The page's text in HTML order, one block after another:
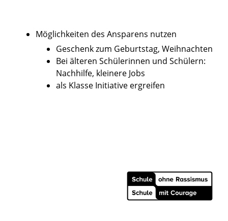
Möglichkeiten des Ansparens nutzen
Geschenk zum Geburtstag, Weihnachten
Bei älteren Schülerinnen und Schülern:
Nachhilfe, kleinere Jobs
als Klasse Initiative ergreifen